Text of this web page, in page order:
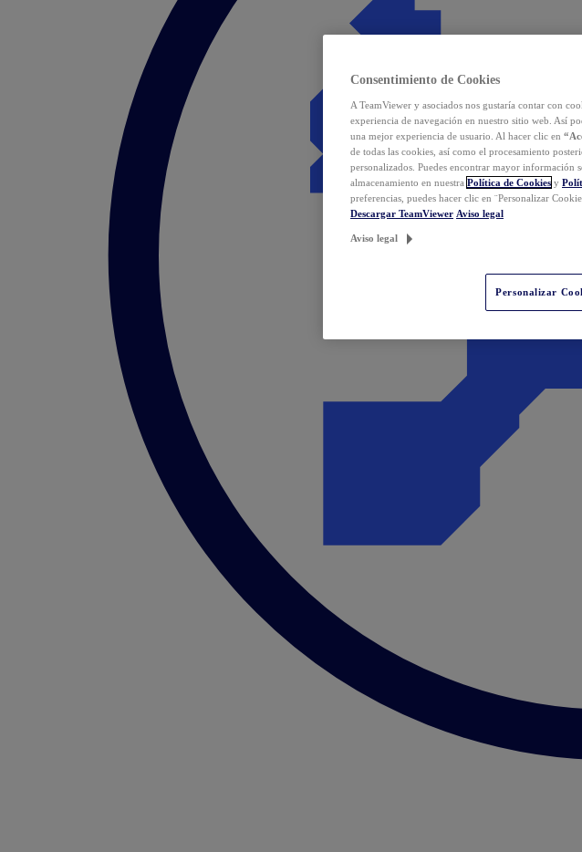
Consentimiento de Cookies
A TeamViewer y asociados nos gustaría contar con
experiencia de navegación en nuestro sitio web. Así
una mejor experiencia de usuario. Al hacer clic en
de todas las cookies, así como el procesamiento
personalizados. Puedes encontrar mayor información
almacenamiento en nuestra Política de Cookies y
preferencias, puedes hacer clic en ¨Personalizar
Descargar TeamViewer Aviso legal
Aviso legal
Personalizar